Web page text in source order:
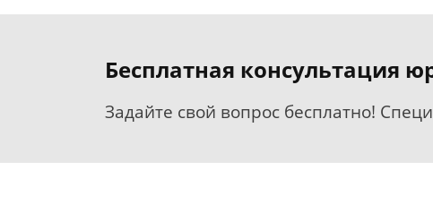
Бесплатная консультация
Задайте свой вопрос бесплатно!